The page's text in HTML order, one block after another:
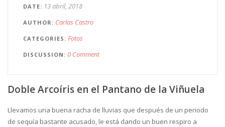
DATE 13 abril, 2018
AUTHOR Carlos Castro
CATEGORIES Fotos
DISCUSSION 0 Comment
Doble Arcoíris en el Pantano de la Viñuela
Llevamos una buena racha de lluvias que después de un periodo
de sequía bastante acusado, le está dando un buen respiro a